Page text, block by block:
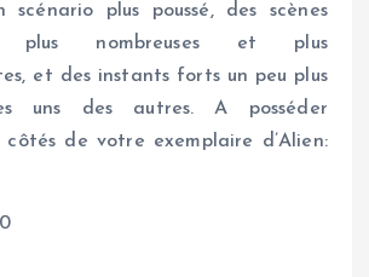
scénario plus poussé, des scènes
plus nombreuses et plus
et des instants forts un peu plus
uns des autres. A posséder
de votre exemplaire d’Alien: